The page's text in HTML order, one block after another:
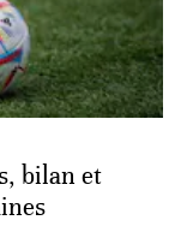
bilan et